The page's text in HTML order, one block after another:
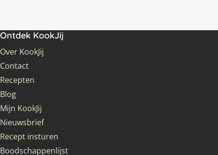
Ontdek KookJij
Over KookJij
Contact
Recepten
Blog
Mijn KookJij
Nieuwsbrief
Recept insturen
Boodschappenlijst